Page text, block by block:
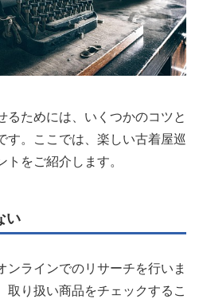
るためには、いくつかのコツと
す。ここでは、楽しい古着屋巡
トをご紹介します。
い
ンラインでのリサーチを行いま
取り扱い商品をチェックするこ